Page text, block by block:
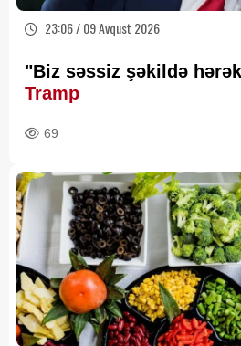
23:06 / 09 Avqust 2026
"Biz səssiz şəkildə
Tramp
69